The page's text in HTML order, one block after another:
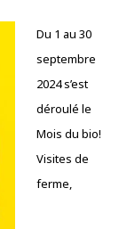
Du 1 au 30
septembre
2024 s’est
déroulé le
Mois du bio!
Visites de
ferme,